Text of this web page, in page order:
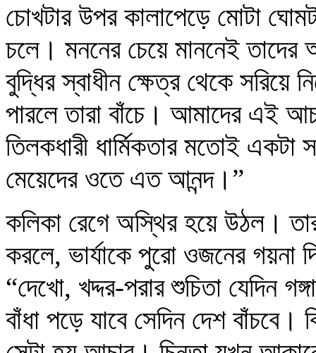
চোখটার উপর কালাপেড়ে মোটা
চলে। মননের চেয়ে মাননেই
বুদ্ধির স্বাধীন ক্ষেত্র থেকে সরিয়ে
পারলে তারা বাঁচে। আমাদের এই
তিলকধারী ধার্মিকতার মতোই
মেয়েদের ওতে এত আনন্দ।”
কলিকা রেগে অস্থির হয়ে উঠল।
করলে, ভার্যাকে পুরো ওজনের গয়না
“দেখো, খদ্দর-পরার শুচিতা যেদিন
বাঁধা পড়ে যাবে সেদিন দেশ